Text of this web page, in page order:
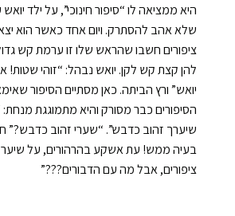
היא ממציאה לו “סיפור חינוכי”, על ילד
שלא אהב להסתרק. ויום אחד כאשר הוא
ציפורים חשבו שהראש שלו זו ערמת קש
להן קצת קש לקן. יואש נבהל: “זוהי שטות!
יואש” ורץ הביתה. כאן מסתיים הסיפור
הסיפורים כבר מסורק והיא מתמוגגת
שיערך זהוב כדבש”. “שערי זהוב כדבש?”
בעיה ממש! עת אשקע בהרהורים, על שיער
ציפורים, אבל מה עם הדבורים???”